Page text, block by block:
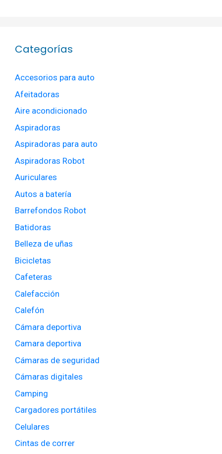
Categorías
Accesorios para auto
Afeitadoras
Aire acondicionado
Aspiradoras
Aspiradoras para auto
Aspiradoras Robot
Auriculares
Autos a batería
Barrefondos Robot
Batidoras
Belleza de uñas
Bicicletas
Cafeteras
Calefacción
Calefón
Cámara deportiva
Camara deportiva
Cámaras de seguridad
Cámaras digitales
Camping
Cargadores portátiles
Celulares
Cintas de correr